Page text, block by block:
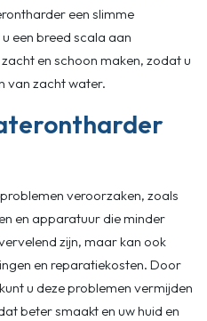
een slimme
een breed scala aan
en schoon maken, zodat u
van zacht water.
veroorzaken, zoals
en apparatuur die minder
zijn, maar kan ook
en reparatiekosten. Door
u deze problemen vermijden
beter smaakt en uw huid en